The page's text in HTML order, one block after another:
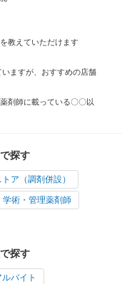
教えていただけます
いますが、おすすめの店舗
剤師に載っている〇〇以
探す
ア（調剤併設）
学術・管理薬剤師
探す
バイト